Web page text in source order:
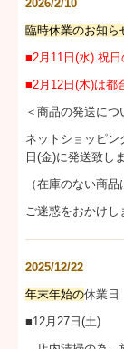
2026/2/10
臨時休業のお知ら
■2 月11日(水) 祝
■2月12日(木)は都
＜商品の発送につ
ネットショッピ
日(金)に発送致し
（在庫のない商
ご迷惑をおかけ
2025/12/22
年末年始の休業日
■12月27日(土)